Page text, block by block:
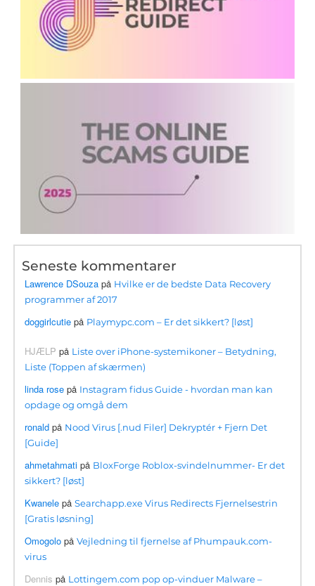
Seneste kommentarer
Lawrence DSouza på Hvilke er de bedste Data Recovery
programmer af 2017
doggirlcutie på Playmypc.com – Er det sikkert? [løst]
HJÆLP på Liste over iPhone-systemikoner – Betydning,
Liste (Toppen af ​​skærmen)
linda rose på Instagram fidus Guide - hvordan man kan
opdage og omgå dem
ronald på Nood Virus [.nud Filer] Dekryptér + Fjern Det
[Guide]
ahmetahmati på BloxForge Roblox-svindelnummer- Er det
sikkert? [løst]
Kwanele påSearchapp.exe Virus Redirects Fjernelsestrin
[Gratis løsning]
Omogolo påVejledning til fjernelse af Phumpauk.com-
virus
Dennis på Lottingem.com pop op-vinduer Malware –